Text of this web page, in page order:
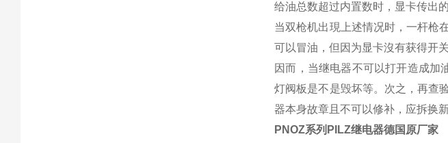
给油总数超过内置数时，显卡传出
当双枪机出現上述情况时，一杆枪
可以冒油，但因为显卡沒有获得开
因而，当继电器不可以打开造成加
灯阀板是不是毁坏等。次之，再查
器本身故章且不可以修补，应拆换
PNOZ系列PILZ继电器德国原厂家